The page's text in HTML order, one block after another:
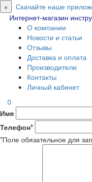
× Скачайте наше
Интернет-магазин
О компании
Новости и статьи
Отзывы
Доставка и оплата
Производители
Контакты
Личный кабинет
0
Имя
Телефон*
*Поле обязательное для